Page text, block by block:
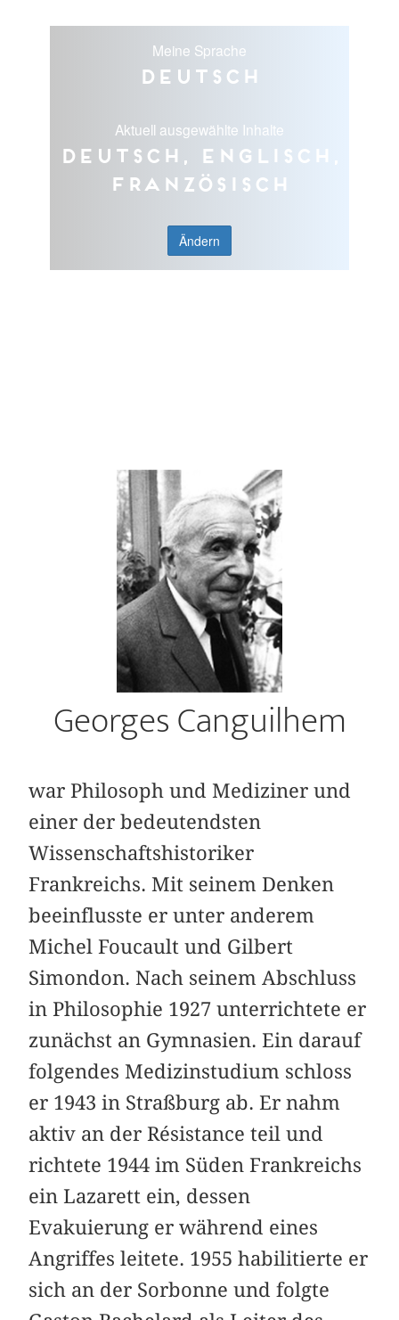
Meine Sprache
Deutsch
Aktuell ausgewählte Inhalte
Deutsch, Englisch,
Französisch
Ändern
Georges Canguilhem
war Philosoph und Mediziner und
einer der bedeutendsten
Wissenschaftshistoriker
Frankreichs. Mit seinem Denken
beeinflusste er unter anderem
Michel Foucault und Gilbert
Simondon. Nach seinem Abschluss
in Philosophie 1927 unterrichtete er
zunächst an Gymnasien. Ein darauf
folgendes Medizinstudium schloss
er 1943 in Straßburg ab. Er nahm
aktiv an der Résistance teil und
richtete 1944 im Süden Frankreichs
ein Lazarett ein, dessen
Evakuierung er während eines
Angriffes leitete. 1955 habilitierte er
sich an der Sorbonne und folgte